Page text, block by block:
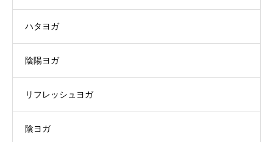
ハタヨガ
陰陽ヨガ
リフレッシュヨガ
陰ヨガ